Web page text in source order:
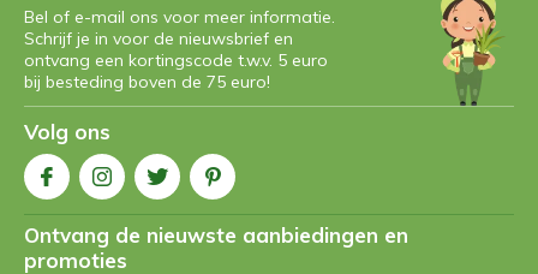
Bel of e-mail ons voor meer informatie.
Schrijf je in voor de nieuwsbrief en
ontvang een kortingscode t.w.v. 5 euro
bij besteding boven de 75 euro!
Volg ons
Ontvang de nieuwste aanbiedingen en
promoties